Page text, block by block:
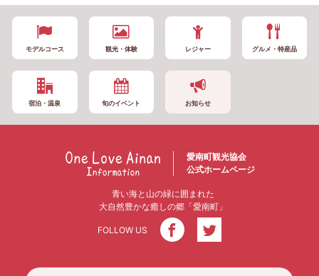
モデルコース 観光・体験 レジャー グルメ・特産品
宿泊・温泉 旬のイベント お知らせ
愛南町観光協会
公式ホームページ
青い海と山の緑に囲まれた
大自然豊かな癒しの郷「愛南町」
FOLLOW US